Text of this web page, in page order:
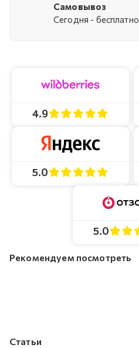
Самовывоз
Cегодня - бесплатно
4.9
5.0
5.0
Рекомендуем посмотреть
Статьи